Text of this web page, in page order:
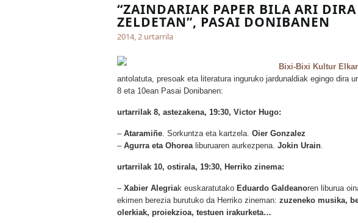
“ZAINDARIAK PAPER BILA ARI DIRA
ZELDETAN”, PASAI DONIBANEN
2014, 2 urtarrila
Bixi-Bixi Kultur
antolatuta, presoak eta literatura inguruko jardunaldiak egingo dira
8 eta 10ean Pasai Donibanen:
urtarrilak 8, astezakena, 19:30, Victor Hugo:
– Ataramiñe. Sorkuntza eta kartzela. Oier Gonzalez
– Agurra eta Ohorealiburuaren aurkezpena. Jokin Urain.
urtarrilak 10, ostirala, 19:30, Herriko zinema:
– Xabier Alegriak euskaratutako Eduardo Galdeanoren liburua
ekimen berezia burutuko da Herriko zineman: zuzeneko musika,
olerkiak, proiekzioa, testuen irakurketa…